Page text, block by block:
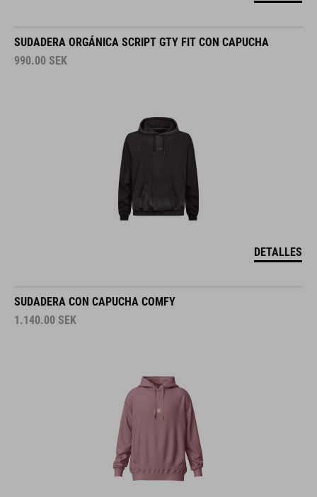
SUDADERA ORGÁNICA SCRIPT GTY FIT CON CAPUCHA
990.00 SEK
DETALLES
SUDADERA CON CAPUCHA COMFY
1.140.00 SEK